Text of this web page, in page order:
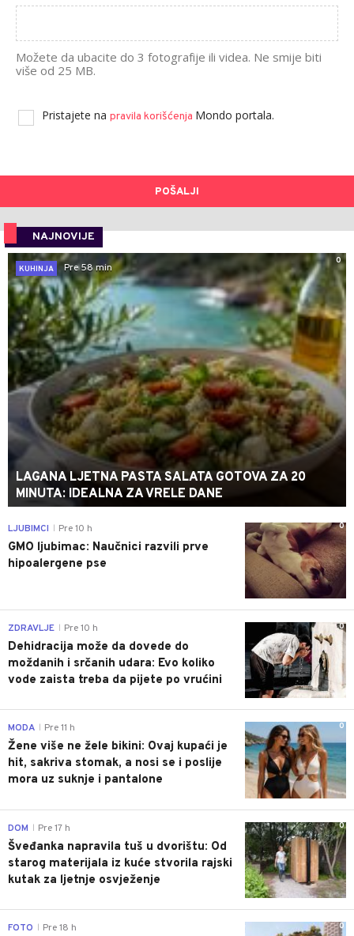
Možete da ubacite do 3 fotografije ili videa. Ne smije biti
više od 25 MB.
Pristajete na pravila korišćenja Mondo portala.
POŠALJI
NAJNOVIJE
0
KUHINJA
Pre 58 min
LAGANA LJETNA PASTA SALATA GOTOVA ZA 20
MINUTA: IDEALNA ZA VRELE DANE
0
LJUBIMCI Pre 10 h
GMO ljubimac: Naučnici razvili prve
hipoalergene pse
0
ZDRAVLJE Pre 10 h
Dehidracija može da dovede do
moždanih i srčanih udara: Evo koliko
vode zaista treba da pijete po vrućini
0
MODA Pre 11 h
Žene više ne žele bikini: Ovaj kupaći je
hit, sakriva stomak, a nosi se i poslije
mora uz suknje i pantalone
0
DOM Pre 17 h
Šveđanka napravila tuš u dvorištu: Od
starog materijala iz kuće stvorila rajski
kutak za ljetnje osvježenje
0
FOTO Pre 18 h